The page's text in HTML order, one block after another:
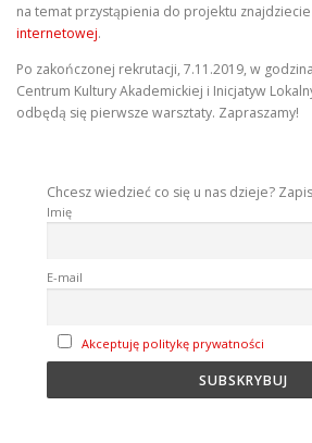
na temat przystąpienia do projektu znajdziecie
internetowej.
Po zakończonej rekrutacji, 7.11.2019, w
Centrum Kultury Akademickiej i Inicjatyw
odbędą się pierwsze warsztaty. Zapraszamy!
Chcesz wiedzieć co się u nas dzieje?
Imię
E-mail
Akceptuję politykę prywatności